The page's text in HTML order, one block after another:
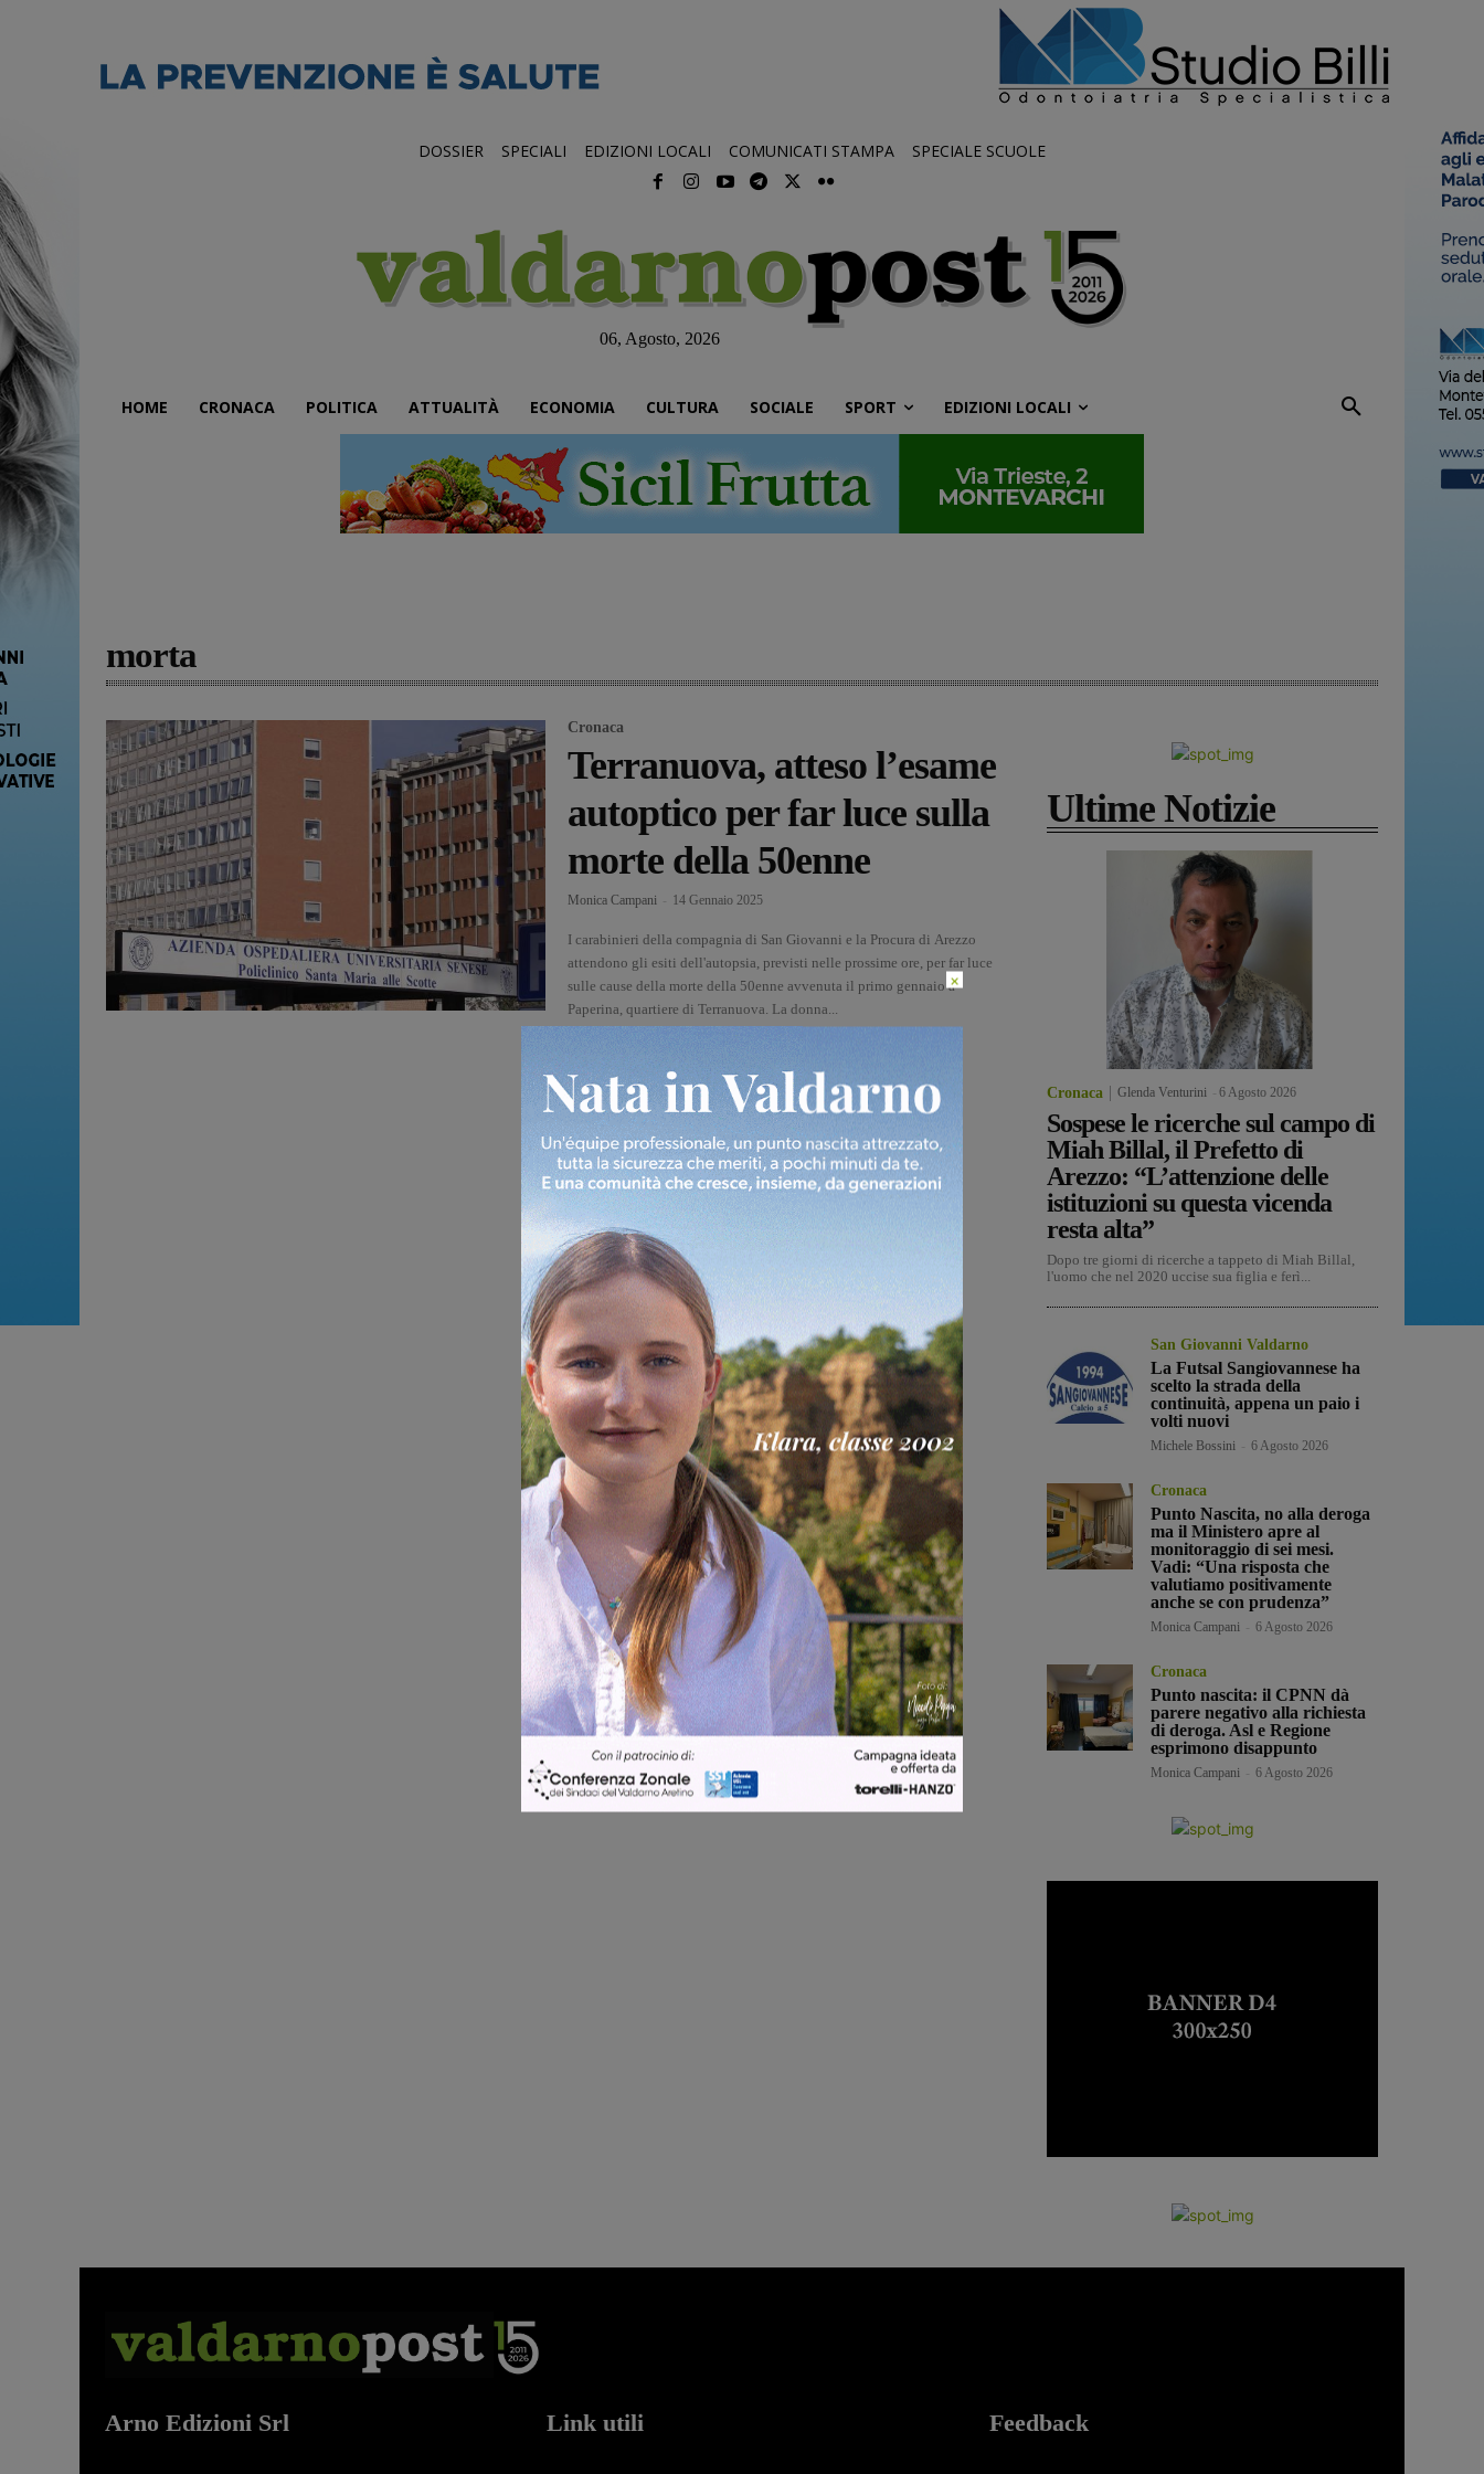
DOSSIER SPECIALI EDIZIONI LOCALI COMUNICATI STAMPA SPECIALE SCUOLE
06, Agosto, 2026
HOME CRONACA POLITICA ATTUALITÀ ECONOMIA CULTURA SOCIALE SPORT EDIZIONI LOCALI
morta
Cronaca
Terranuova, atteso l’esame
autoptico per far luce sulla
morte della 50enne
Monica Campani 14 Gennaio 2025
I carabinieri della compagnia di San Giovanni e la Procura di Arezzo
attendono gli esiti dell'autopsia, previsti nelle prossime ore, per far luce
sulle cause della morte della 50enne avvenuta il primo gennaio a
Paperina, quartiere di Terranuova. La donna...
Ultime Notizie
Cronaca Glenda Venturini 6 Agosto 2026
Sospese le ricerche sul campo di
Miah Billal, il Prefetto di
Arezzo: “L’attenzione delle
istituzioni su questa vicenda
resta alta”
Dopo tre giorni di ricerche a tappeto di Miah Billal,
l'uomo che nel 2020 uccise sua figlia e ferì...
San Giovanni Valdarno
La Futsal Sangiovannese ha
scelto la strada della
continuità, appena un paio i
volti nuovi
Michele Bossini 6 Agosto 2026
Cronaca
Punto Nascita, no alla deroga
ma il Ministero apre al
monitoraggio di sei mesi.
Vadi: “Una risposta che
valutiamo positivamente
anche se con prudenza”
Monica Campani 6 Agosto 2026
Cronaca
Punto nascita: il CPNN dà
parere negativo alla richiesta
di deroga. Asl e Regione
esprimono disappunto
Monica Campani 6 Agosto 2026
Arno Edizioni Srl Link utili Feedback
×